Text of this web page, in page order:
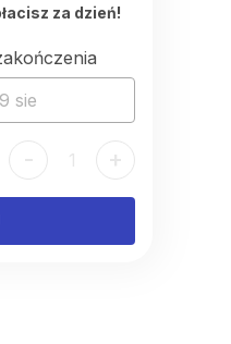
za dzień!
sie
- 1 +